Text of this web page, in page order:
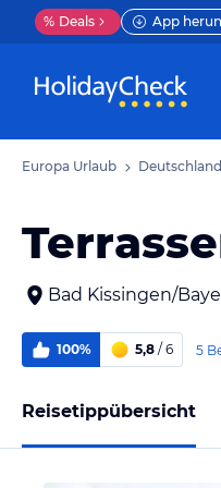
% Deals App
Europa Urlaub
Bad Kissingen/
100% 5,8 / 6 5
Reisetippübersicht